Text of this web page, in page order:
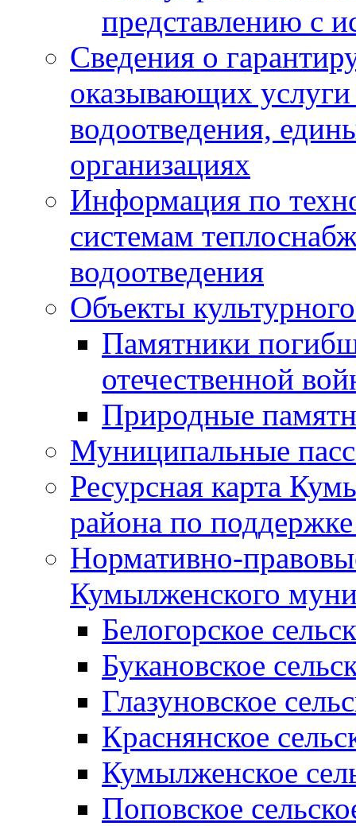
представлению с
Сведения о
оказывающих
водоотведения,
организациях
Информация по
системам
водоотведения
Объекты
Памятники
отечественной
Природные
Муниципальные
Ресурсная карта
района по
Нормативно-
Кумылженского
Белогорское
Букановское
Глазуновское
Краснянское
Кумылженское
Поповское